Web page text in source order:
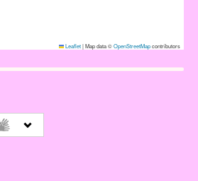
Leaflet|Map data ©OpenStreetMapcontributors